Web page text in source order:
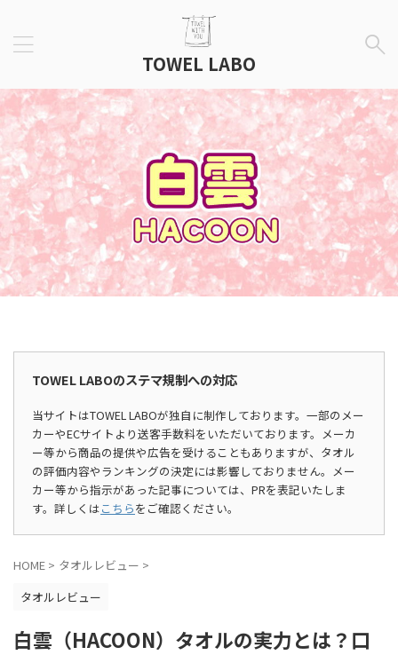
TOWEL LABO
TOWEL LABOのステマ規制への対応
当サイトはTOWEL LABOが独自に制作しております。一部のメー
カーやECサイトより送客手数料をいただいております。メーカ
ー等から商品の提供や広告を受けることもありますが、タオル
の評価内容やランキングの決定には影響しておりません。メー
カー等から指示があった記事については、PRを表記いたしま
す。詳しくはこちらをご確認ください。
HOME > タオルレビュー >
タオルレビュー
白雲（HACOON）タオルの実力とは？口